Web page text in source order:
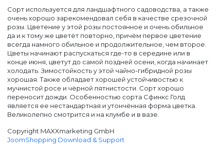
Сорт используется для ландшафтного садоводства, а также
очень хорошо зарекомендовал себя в качестве срезочной
розы. Цветение у этой розы постоянное и очень обильное
да и к тому же цветёт повторно, причём первое цветение
всегда намного обильное и продолжительное, чем второе.
Цветы начинают распускаться где-то в середине или в
конце июня, цветут до самой поздней осени, когда начинает
холодать. Зимостойкость у этой чайно-гибридной розы
хорошая. Также обладает хорошей устойчивостью к
мучнистой росе и чёрной пятнистости. Сорт хорошо
переносит дожди. Особенностью сорта Сфинкс Голд
является ее нестандартная и утончённая форма цветка.
Великолепно смотрится и на клумбе и в вазе.
Copyright MAXXmarketing GmbH
JoomShopping Download & Support